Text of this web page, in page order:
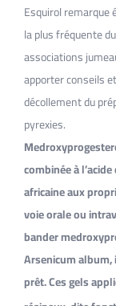
Esquirol remarque
la plus fréquente
associations
apporter conseils
décollement du
pyrexies.
combinée à
africaine aux
voie orale ou
bander
Arsenicum
prêt. Ces gels